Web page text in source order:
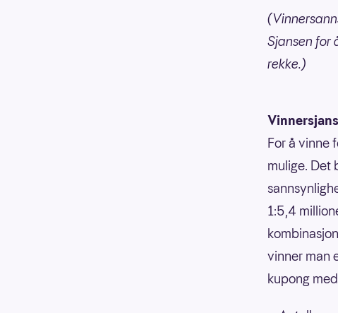
Sjansen for
rekke.)
For å vinne
mulige. Det
1:5,4
vinner man
kupong